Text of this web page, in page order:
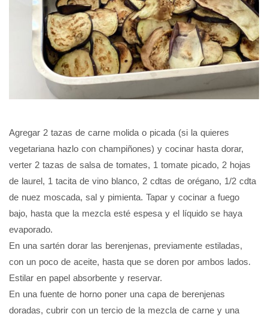
Agregar 2 tazas de carne molida o picada (si la quieres
vegetariana hazlo con champiñones) y cocinar hasta dorar,
verter 2 tazas de salsa de tomates, 1 tomate picado, 2 hojas
de laurel, 1 tacita de vino blanco, 2 cdtas de orégano, 1/2 cdta
de nuez moscada, sal y pimienta. Tapar y cocinar a fuego
bajo, hasta que la mezcla esté espesa y el líquido se haya
evaporado.
En una sartén dorar las berenjenas, previamente estiladas,
con un poco de aceite, hasta que se doren por ambos lados.
Estilar en papel absorbente y reservar.
En una fuente de horno poner una capa de berenjenas
doradas, cubrir con un tercio de la mezcla de carne y una